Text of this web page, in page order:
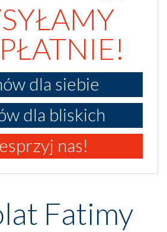
dla siebie
dla bliskich
nas!
Fatimy